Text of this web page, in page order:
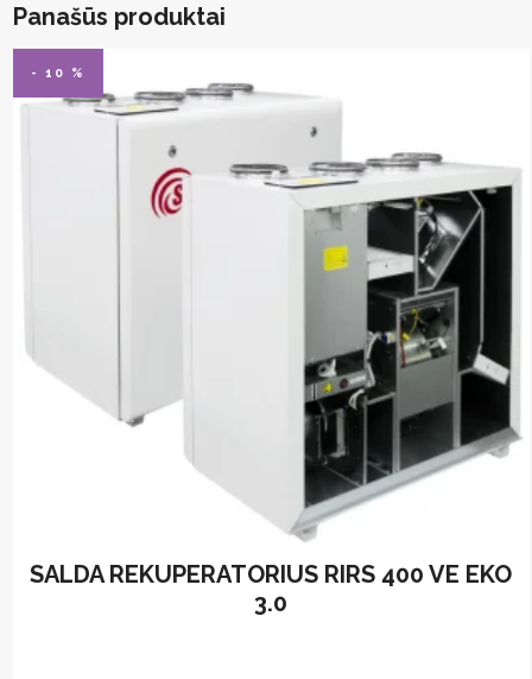
Panašūs produktai
- 10 %
SALDA REKUPERATORIUS RIRS 400 VE EKO
3.0